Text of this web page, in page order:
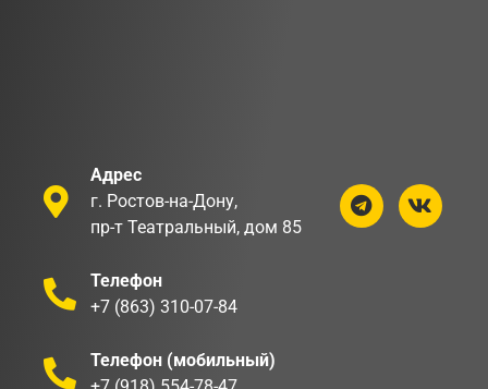
Адрес
г. Ростов-на-Дону,
пр-т Театральный, дом 85
Телефон
+7 (863) 310-07-84
Телефон (мобильный)